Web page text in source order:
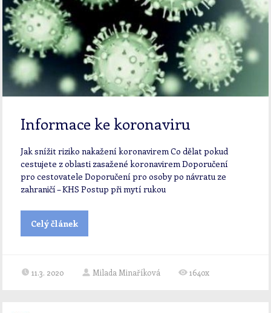
Informace ke koronaviru
Jak snížit riziko nakažení koronavirem Co dělat pokud
cestujete z oblasti zasažené koronavirem Doporučení
pro cestovatele Doporučení pro osoby po návratu ze
zahraničí – KHS Postup při mytí rukou
Celý článek
11.3. 2020 Milada Minaříková 1640x